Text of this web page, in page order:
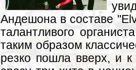
Андешона в составе
талантливого
таким образом
резко пошла вверх, и